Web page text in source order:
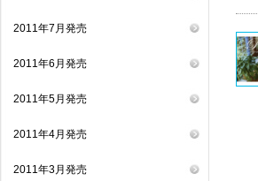
2011年7月発売
2011年6月発売
2011年5月発売
2011年4月発売
2011年3月発売